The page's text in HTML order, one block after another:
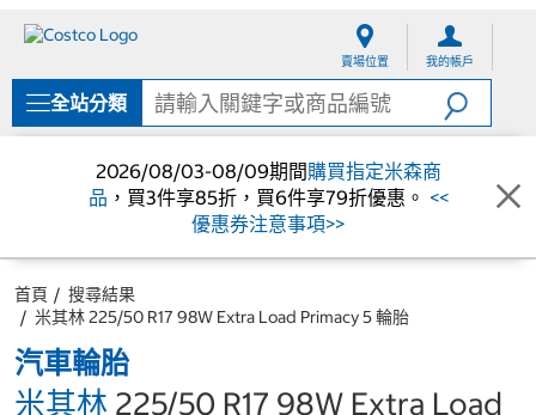
單
賣場位置 我的帳戶
全站分類
2026/08/03-08/09期間購買指定米森商
品 ，買3件享85折，買6件享79折優惠。 <<
優惠券注意事項>>
首頁
搜尋結果
米其林 225/50 R17 98W Extra Load Primacy 5 輪胎
汽車輪胎
米其林 225/50 R17 98W Extra Load